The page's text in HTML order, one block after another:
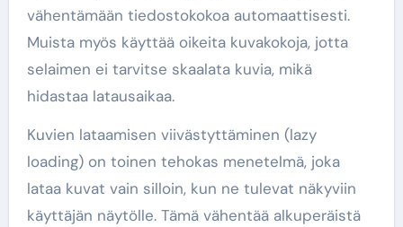
vähentämään tiedostokokoa automaattisesti.
Muista myös käyttää oikeita kuvakokoja, jotta
selaimen ei tarvitse skaalata kuvia, mikä
hidastaa latausaikaa.
Kuvien lataamisen viivästyttäminen (lazy
loading) on toinen tehokas menetelmä, joka
lataa kuvat vain silloin, kun ne tulevat näkyviin
käyttäjän näytölle. Tämä vähentää alkuperäistä